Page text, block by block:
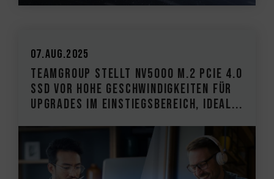
07.Aug.2025
TEAMGROUP stellt NV5000 M.2 PCIe 4.0
SSD vor Hohe Geschwindigkeiten für
Upgrades im Einstiegsbereich, ideal...